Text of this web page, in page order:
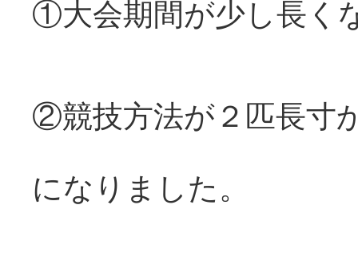
①大会期間が少し長く
②競技方法が２匹長寸
になりました。